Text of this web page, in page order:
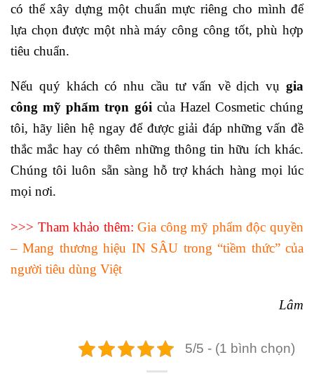
có thể xây dựng một chuẩn mực riêng cho mình để
lựa chọn được một nhà máy công công tốt, phù hợp
tiêu chuẩn.
Nếu quý khách có nhu cầu tư vấn về dịch vụ gia
công mỹ phẩm trọn góicủa Hazel Cosmetic chúng
tôi, hãy liên hệ ngay để được giải đáp những vấn đề
thắc mắc hay có thêm những thông tin hữu ích khác.
Chúng tôi luôn sẵn sàng hỗ trợ khách hàng mọi lúc
mọi nơi.
>>> Tham khảo thêm:Gia công mỹ phẩm độc quyền
– Mang thương hiệu IN SÂU trong “tiềm thức” của
người tiêu dùng Việt
Lâm
5/5 - (1 bình chọn)